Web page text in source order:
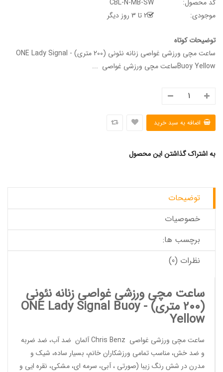
کد محصول:
موجودی:
2 تا 3 روز دیگر
توضیحات کوتاه
ساعت مچی ورزشی غواصی زنانه نئونی (200 متری) - ONE Lady Signal
Buoy Yellowساعت مچی ورزشی غواصی ...
به اشتراک گذاشتن این محصول
توضیحات
خصوصیات
برچسب ها:
نظرات (0)
ساعت مچی ورزشی غواصی زنانه نئونی
(200 متری) - ONE LadySignal Buoy
Yellow
ساعت مچی ورزشی غواصی Chris Benzآلمان ضد آب، ضد ضربه
و ضد خش، مناسب تمامی ورزشکاران خانم، بسیار ساده، شیک و
مدرن در شش رنگ زیبا (صورتی ، آبی، سرمه ای، مشکی، نقره ایی و